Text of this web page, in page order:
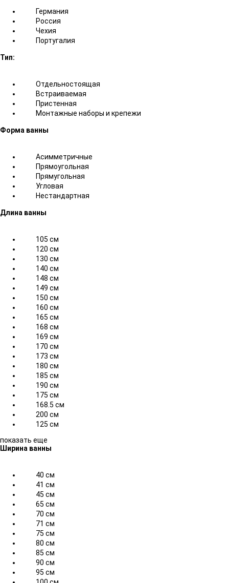
Германия
Россия
Чехия
Португалия
Тип:
Отдельностоящая
Встраиваемая
Пристенная
Монтажные наборы и крепежи
Форма ванны
Асимметричные
Прямоугольная
Прямугольная
Угловая
Нестандартная
Длина ванны
105 см
120 см
130 см
140 см
148 см
149 см
150 см
160 см
165 см
168 см
169 см
170 см
173 см
180 см
185 см
190 см
175 см
168.5 см
200 см
125 см
показать еще
Ширина ванны
40 см
41 см
45 см
65 см
70 см
71 см
75 см
80 см
85 см
90 см
95 см